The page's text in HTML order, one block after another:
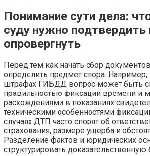
Понимание сути дела:
суду нужно подтвердить
опровергнуть
Перед тем как начать сбор
определить предмет спора. Например,
штрафах ГИБДД вопрос может быть
правильностью фиксации времени и
расхождениями в показаниях
техническими особенностями
случаях ДТП часто спорят об
страхования, размере ущерба и
Разделение фактов и юридических
структурировать доказательственную